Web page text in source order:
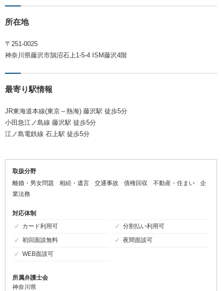
所在地
〒251-0025
神奈川県藤沢市鵠沼石上1-5-4 ISM藤沢4階
最寄り駅情報
JR東海道本線(東京～熱海) 藤沢駅 徒歩5分
小田急江ノ島線 藤沢駅 徒歩5分
江ノ島電鉄線 石上駅 徒歩5分
取扱分野
離婚・男女問題
相続・遺言 交通事故 債権回収 不動産・住まい
企
業法務
対応体制
カード利用可
分割払い利用可
初回面談無料
夜間面談可
WEB面談可
所属弁護士会
神奈川県